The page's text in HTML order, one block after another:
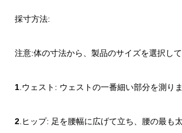
採寸方法:
注意:体の寸法から、製品のサイズを選択して
1.ウェスト: ウェストの一番細い部分を測りま
2.ヒップ: 足を腰幅に広げて立ち、腰の最も